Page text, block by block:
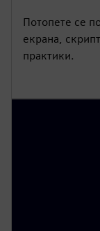
Потопете се
екрана,
практики.